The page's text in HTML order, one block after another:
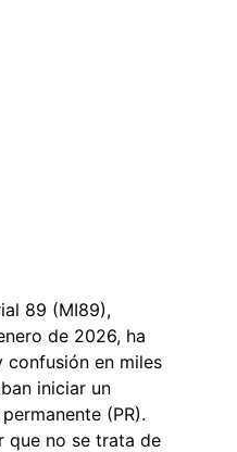
89 (MI89),
de 2026, ha
en miles
iniciar un
(PR).
que no se trata de